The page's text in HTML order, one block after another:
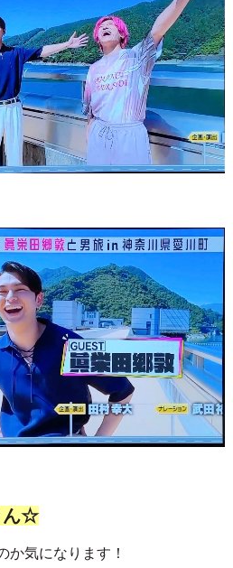
ん☆
か気になります！